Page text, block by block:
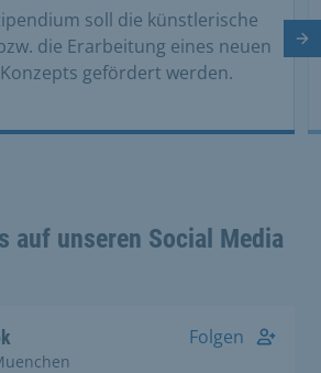
soll die künstlerische
die Erarbeitung eines neuen
gefördert werden.
auf unseren Social Media
Folgen